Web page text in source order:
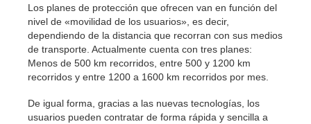
Los planes de protección que ofrecen van en función del
nivel de «movilidad de los usuarios», es decir,
dependiendo de la distancia que recorran con sus medios
de transporte. Actualmente cuenta con tres planes:
Menos de 500 km recorridos, entre 500 y 1200 km
recorridos y entre 1200 a 1600 km recorridos por mes.
De igual forma, gracias a las nuevas tecnologías, los
usuarios pueden contratar de forma rápida y sencilla a